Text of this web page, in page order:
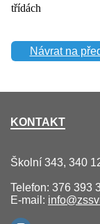
třídách
Návrat na
KONTAKT
Školní 343, 340
Telefon: 376 393
E-mail: